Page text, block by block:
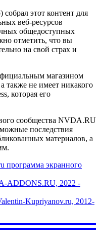
этот контент для
веб-ресурсов
общедоступных
отметить, что вы
на свой страх и
магазином
не имеет никакого
которая его
сообщества NVDA.RU
последствия
материалов, а
программа экранного
ADDONS.RU, 2022 -
Kupriyanov.ru, 2012-